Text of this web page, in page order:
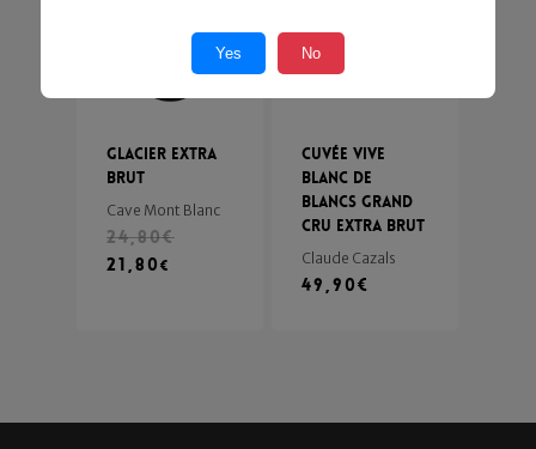
Glacier Extra
Brut
Cave Mont Blanc
24,80€
21,80€
Cuvée Vive
Blanc de
Blancs Grand
Cru Extra Brut
Claude Cazals
49,90€
Yes No